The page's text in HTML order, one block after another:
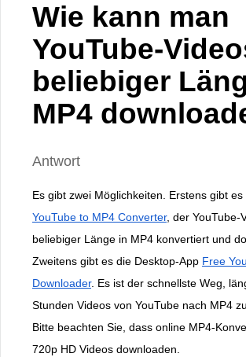
Wie kann man
YouTube-
beliebiger
MP4
Antwort
Es gibt zwei Möglichkeiten. Erstens gibt es
YouTube to MP4 Converter, der YouTube-
beliebiger Länge in MP4 konvertiert und
Zweitens gibt es die Desktop-App Free
Downloader. Es ist der schnellste Weg,
Stunden Videos von YouTube nach MP4
Bitte beachten Sie, dass online MP4-
720p HD Videos downloaden.